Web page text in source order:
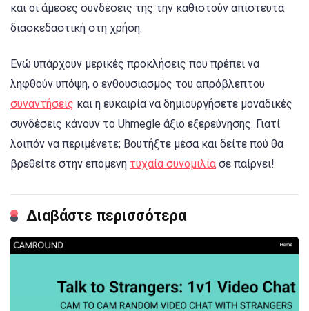
και οι άμεσες συνδέσεις της την καθιστούν απίστευτα
διασκεδαστική στη χρήση.
Ενώ υπάρχουν μερικές προκλήσεις που πρέπει να
ληφθούν υπόψη, ο ενθουσιασμός του απρόβλεπτου
συναντήσεις και η ευκαιρία να δημιουργήσετε μοναδικές
συνδέσεις κάνουν το Uhmegle άξιο εξερεύνησης. Γιατί
λοιπόν να περιμένετε; Βουτήξτε μέσα και δείτε πού θα
βρεθείτε στην επόμενη τυχαία συνομιλία σε παίρνει!
Διαβάστε περισσότερα